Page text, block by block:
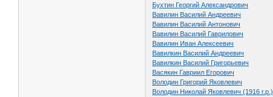
Бухтин Георгий Александрович
Вавилин Василий Андреевич
Вавилин Василий Антонович
Вавилин Василий Гаврилович
Вавилин Иван Алексеевич
Вавилкин Василий Андреевич
Вавилкин Василий Григорьевич
Васякин Гавриил Егорович
Володин Григорий Яковлевич
Володин Николай Яковлевич (1916 г.р.)